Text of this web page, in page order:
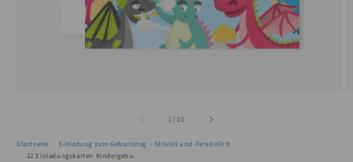
öffnen
1 / von
10
Startseite
Einladung zum Geburtstag – Stilvoll und Persönlich
12 Einladungskarten Kindergeburtstag Dino Postkarten 14,8x14,8cm + 12 Umschläge